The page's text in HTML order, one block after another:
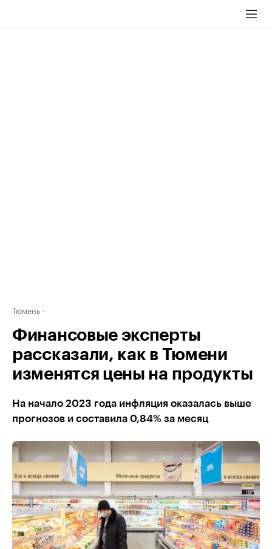
Тюмень
Финансовые эксперты
рассказали, как в Тюмени
изменятся цены на продукты
На начало 2023 года инфляция оказалась выше
прогнозов и составила 0,84% за месяц